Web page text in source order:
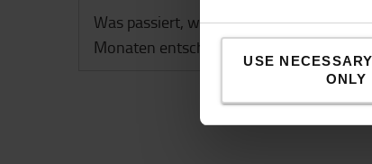
USE
ONLY
Was passiert, wenn ich mich für eine
Monaten entschieden habe?